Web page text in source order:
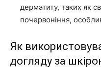
дерматиту, таких як
почервоніння,
Як
догляду за